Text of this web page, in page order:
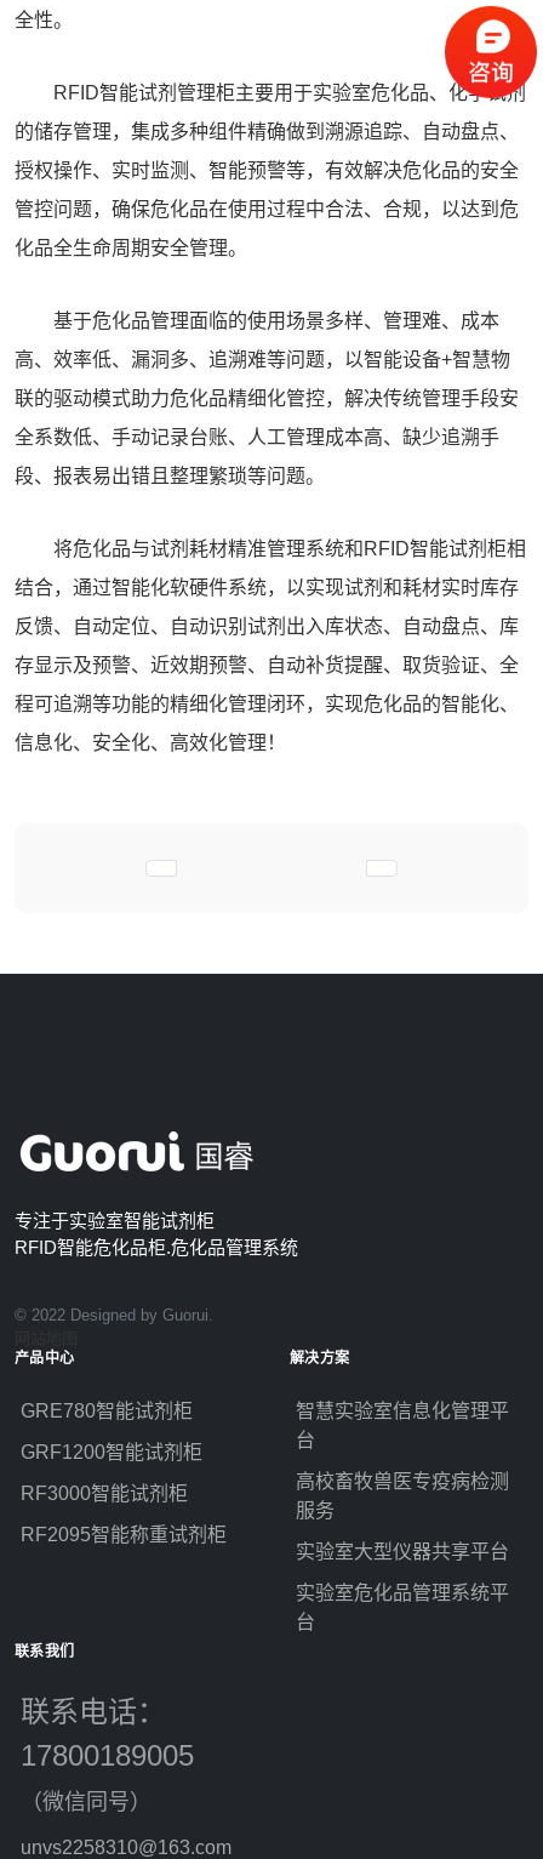
全性。
RFID智能试剂管理柜主要用于实验室危化品、化学试剂
的储存管理，集成多种组件精确做到溯源追踪、自动盘点、
授权操作、实时监测、智能预警等，有效解决危化品的安全
管控问题，确保危化品在使用过程中合法、合规，以达到危
化品全生命周期安全管理。
基于危化品管理面临的使用场景多样、管理难、成本
高、效率低、漏洞多、追溯难等问题，以智能设备+智慧物
联的驱动模式助力危化品精细化管控，解决传统管理手段安
全系数低、手动记录台账、人工管理成本高、缺少追溯手
段、报表易出错且整理繁琐等问题。
将危化品与试剂耗材精准管理系统和 RFID智能试剂柜相
结合，通过智能化软硬件系统，以实现试剂和耗材实时库存
反馈、自动定位、自动识别试剂出入库状态、自动盘点、库
存显示及预警、近效期预警、自动补货提醒、取货验证、全
程可追溯等功能的精细化管理闭环，实现危化品的智能化、
信息化、安全化、高效化管理！
上一篇文章: RFID智能试剂柜，危化品存储
下一篇文章: 邀请
专注于实验室智能试剂柜
RFID智能危化品柜.危化品管理系统
© 2022 Designed by Guorui.
产品中心
GRE780智能试剂柜
GRF1200智能试剂柜
RF3000智能试剂柜
RF2095智能称重试剂柜
解决方案
智慧实验室信息化管理平
台
高校畜牧兽医专疫病检测
服务
实验室大型仪器共享平台
实验室危化品管理系统平
台
联系我们
联系电话：
17800189005
（微信同号）
unvs2258310@163.com